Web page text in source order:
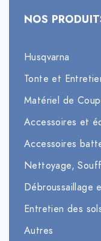
NOS
Husqvarna
Tonte et
Matériel de
Accessoires et
Accessoires
Nettoyage,
Débroussaillage
Entretien des
Autres